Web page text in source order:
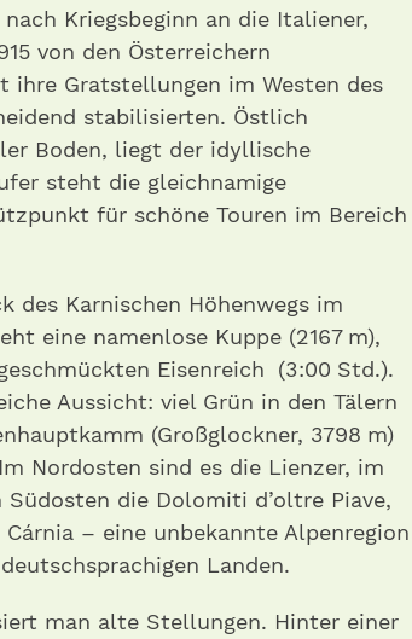
Kriegsbeginn an die Italiener,
von den Österreichern
ihre Gratstellungen im Westen des
stabilisierten. Östlich
Boden, liegt der idyllische
steht die gleichnamige
für schöne Touren im Bereich
des Karnischen Höhenwegs im
eine namenlose Kuppe (2167 m),
Eisenreich (3:00 Std.).
Aussicht: viel Grün in den Tälern
(Großglockner, 3798 m)
Nordosten sind es die Lienzer, im
die Dolomiti d’oltre Piave,
– eine unbekannte Alpenregion
Landen.
man alte Stellungen. Hinter einer